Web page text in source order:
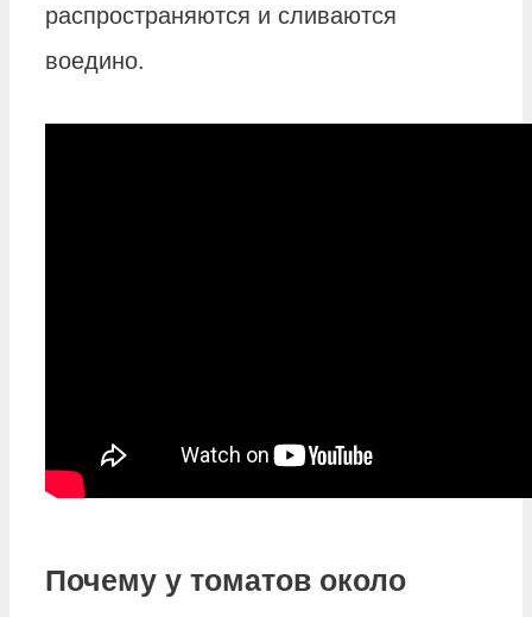
распространяются и сливаются
воедино.
Почему у томатов около